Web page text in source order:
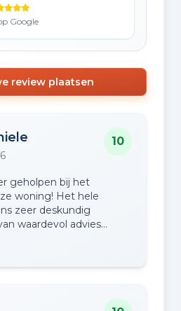
Google
review plaatsen
10
geholpen bij het
woning! Het hele
zeer deskundig
waardevol advies
makelaar die ik